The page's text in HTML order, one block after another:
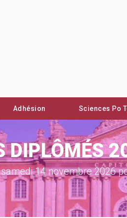
Adhésion Sciences Po
DIPLÔMÉS
14 novembre 2026